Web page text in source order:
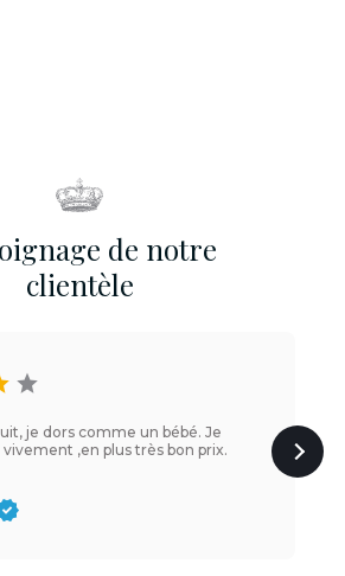
de notre
clientèle
star
je dors comme un bébé. Je
,en plus très bon prix.